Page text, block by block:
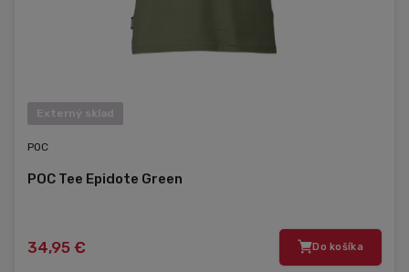
Externý sklad
POC
POC Tee Epidote Green
34,95 € Do košíka